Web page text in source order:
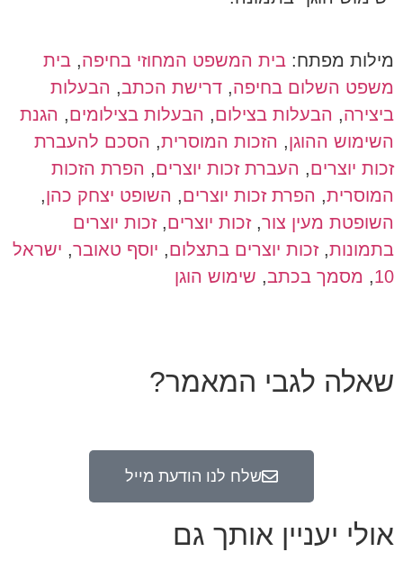
מילות מפתח: בית המשפט המחוזי בחיפה, בית
משפט השלום בחיפה, דרישת הכתב, הבעלות
ביצירה, הבעלות בצילום, הבעלות בצילומים, הגנת
השימוש ההוגן, הזכות המוסרית, הסכם להעברת
זכות יוצרים, העברת זכות יוצרים, הפרת הזכות
המוסרית, הפרת זכות יוצרים, השופט יצחק כהן,
השופטת מעין צור,זכות יוצרים,זכות יוצרים
בתמונות,זכות יוצרים בתצלום, יוסף טאובר, ישראל
10
, מסמך בכתב, שימוש הוגן
שאלה לגבי המאמר?
שלח לנו הודעת מייל
אולי יעניין אותך גם